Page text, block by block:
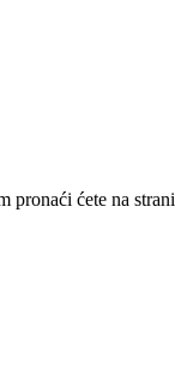
pronaći ćete na strani